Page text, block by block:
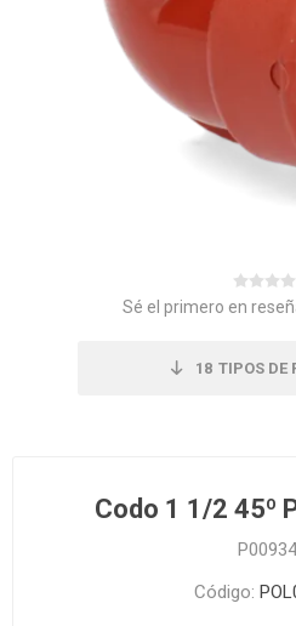
Sé el primero en
18 TIPOS DE
Codo 1 1/2 45º
Código: